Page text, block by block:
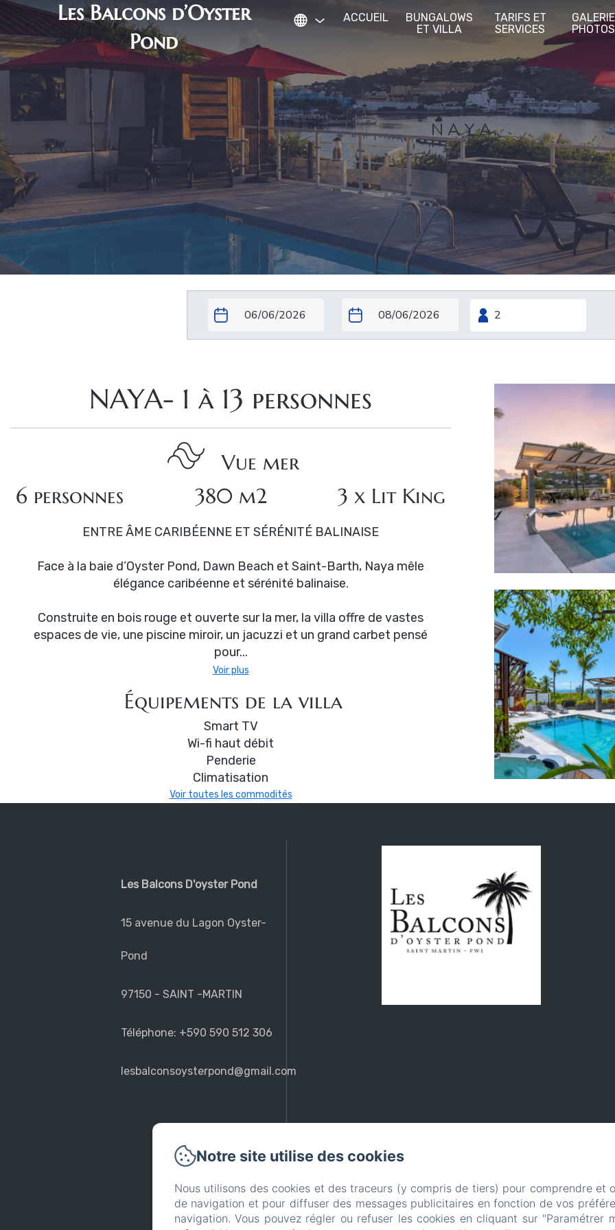
Les Balcons d’Oyster
Pond
ACCUEIL
BUNGALOWS
ET VILLA
TARIFS ET
SERVICES
GALERIE
PHOTOS
N A Y A
NAYA- 1 à 13 personnes
Vue mer
6 personnes
380 m2 3 x Lit King
ENTRE ÂME CARIBÉENNE ET SÉRÉNITÉ BALINAISE
Face à la baie d’Oyster Pond, Dawn Beach et Saint-Barth, Naya mêle
élégance caribéenne et sérénité balinaise.
Construite en bois rouge et ouverte sur la mer, la villa offre de vastes
espaces de vie, une piscine miroir, un jacuzzi et un grand carbet pensé
pour...
Voir plus
Équipements de la villa
Smart TV
Wi-fi haut débit
Penderie
Climatisation
Voir toutes les commodités
Les Balcons D'oyster Pond
15 avenue du Lagon Oyster-
Pond
97150 - SAINT -MARTIN
Téléphone: +590 590 512 306
lesbalconsoysterpond@gmail.com
Notre site utilise des cookies
Nous utilisons des cookies et des traceurs (y compris de tiers) pour comprendre et
de navigation et pour diffuser des messages publicitaires en fonction de vos
navigation. Vous pouvez régler ou refuser les cookies en cliquant sur "Paramétrer